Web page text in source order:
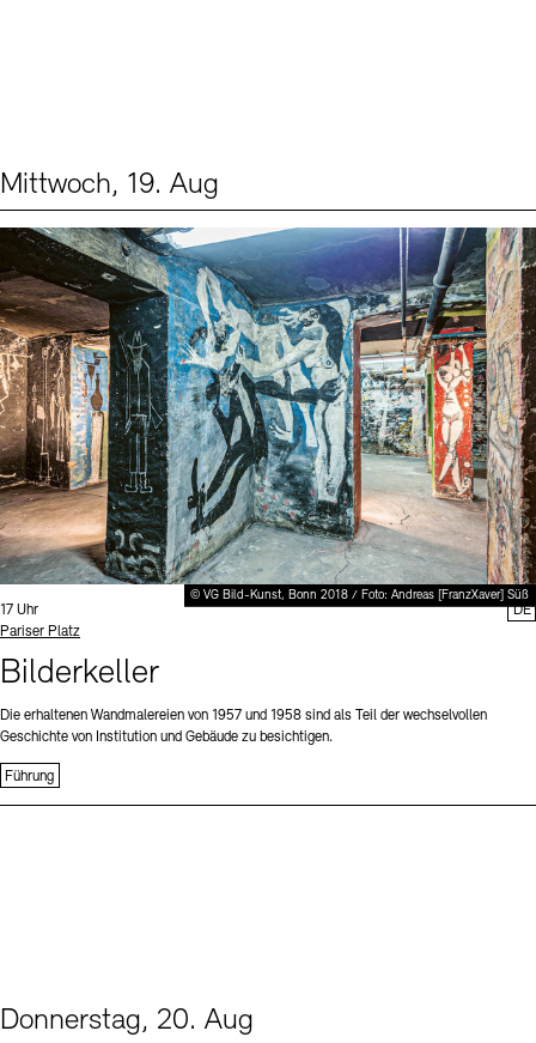
Mittwoch, 19. Aug
© VG Bild-Kunst, Bonn 2018 / Foto: Andreas [FranzXaver] Süß
Uhrzeit:
17 Uhr
Standort
Pariser Platz
Bilderkeller
Die erhaltenen Wandmalereien von 1957 und 1958 sind als Teil der wechselvollen
Geschichte von Institution und Gebäude zu besichtigen.
Führung
DE
Donnerstag, 20. Aug